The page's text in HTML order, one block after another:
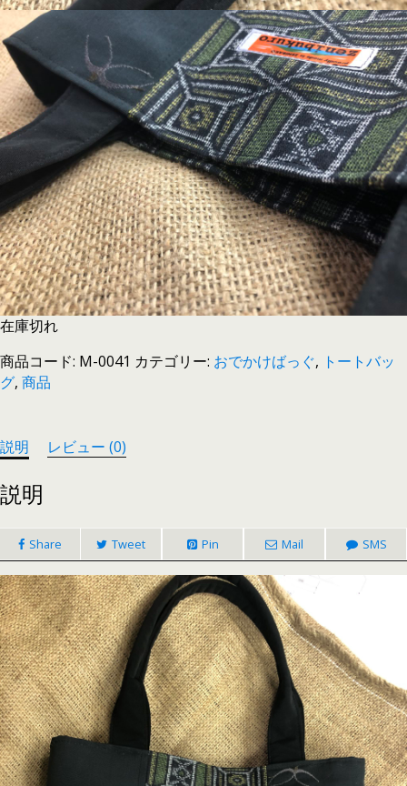
在庫切れ
商品コード: M-0041 カテゴリー: おでかけばっぐ, トートバッ
グ, 商品
説明 レビュー (0)
説明
Share Tweet Pin Mail SMS